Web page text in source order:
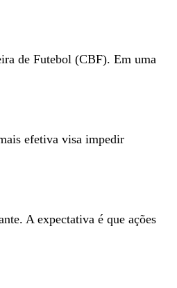
de Futebol (CBF). Em uma
efetiva visa impedir
A expectativa é que ações